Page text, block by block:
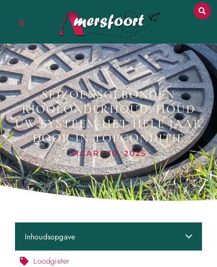
SEIZOENSGEBONDEN
RIOOLONDERHOUD: HOUD
UW SYSTEEM HET HELE JAAR
DOOR IN TOPCONDITIE
MAART 10, 2025
Inhoudsopgave
Loodgieter